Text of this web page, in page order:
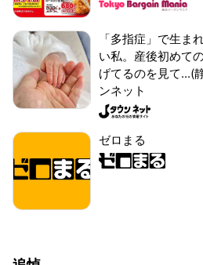
「多指症」で生ま
い私。産後初めて
げてるのを見て...(
ンネット
ゼロまる